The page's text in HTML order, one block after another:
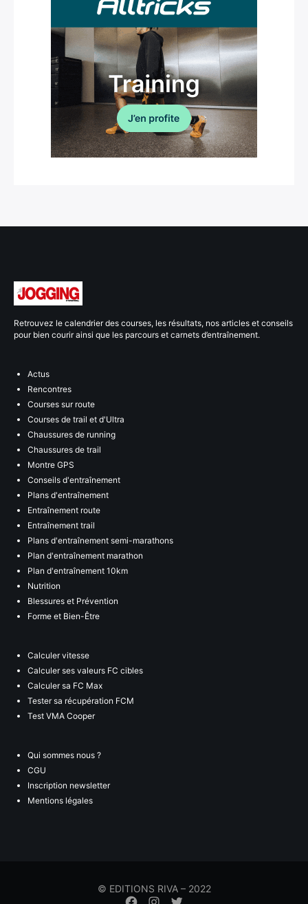
Retrouvez le calendrier des courses, les résultats, nos articles et conseils
pour bien courir ainsi que les parcours et carnets d’entraînement.
Actus
Rencontres
Courses sur route
Courses de trail et d'Ultra
Chaussures de running
Chaussures de trail
Montre GPS
Conseils d'entraînement
Plans d'entraînement
Entraînement route
Entraînement trail
Plans d'entraînement semi-marathons
Plan d'entraînement marathon
Plan d'entraînement 10km
Nutrition
Blessures et Prévention
Forme et Bien-Être
Calculer vitesse
Calculer ses valeurs FC cibles
Calculer sa FC Max
Tester sa récupération FCM
Test VMA Cooper
Qui sommes nous ?
CGU
Inscription newsletter
Mentions légales
© EDITIONS RIVA – 2022
Élément